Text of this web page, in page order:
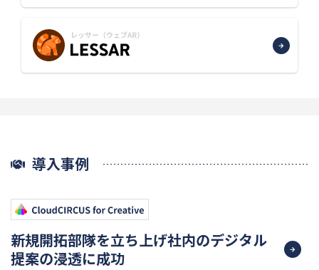
導入事例
新規開拓部隊を立ち上げ社内のデジタル
提案の浸透に成功